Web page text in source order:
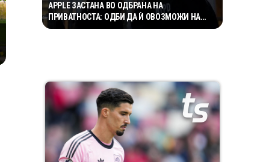
APPLE ЗАСТАНА ВО ОДБРАНА НА
ПРИВАТНОСТА: ОДБИ ДА Ѝ ОВОЗМОЖИ НА
ПОЛИЦИЈАТА ПРИСТАП ДО ICLOUD